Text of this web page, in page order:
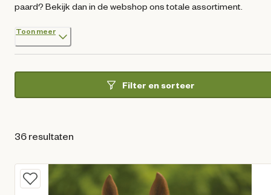
paard? Bekijk dan in de webshop ons totale assortiment.
Toon meer
Filter en sorteer
36 resultaten